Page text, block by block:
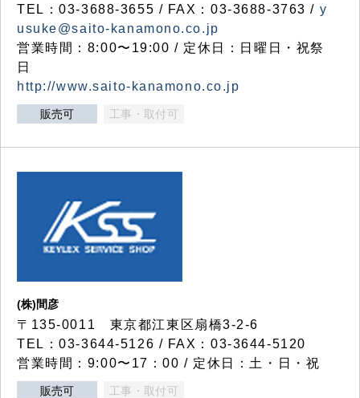
TEL：03-3688-3655 / FAX：03-3688-3763 / y
usuke@saito-kanamono.co.jp
営業時間：8:00〜19:00 / 定休日：日曜日・祝祭
日
http://www.saito-kanamono.co.jp
販売可 工事・取付可
(株)間彦
〒135-0011 東京都江東区扇橋3-2-6
TEL：03-3644-5126 / FAX：03-3644-5120
営業時間：9:00〜17：00 / 定休日：土・日・祝
販売可 工事・取付可